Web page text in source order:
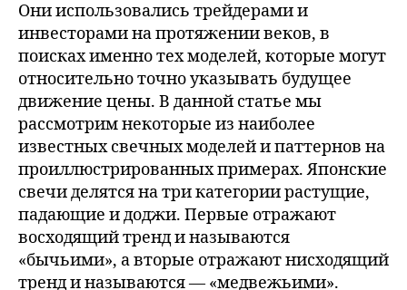
Они использовались трейдерами и
инвесторами на протяжении веков, в
поисках именно тех моделей, которые могут
относительно точно указывать будущее
движение цены. В данной статье мы
рассмотрим некоторые из наиболее
известных свечных моделей и паттернов на
проиллюстрированных примерах. Японские
свечи делятся на три категории растущие,
падающие и доджи. Первые отражают
восходящий тренд и называются
«бычьими», а вторые отражают нисходящий
тренд и называются — «медвежьими».